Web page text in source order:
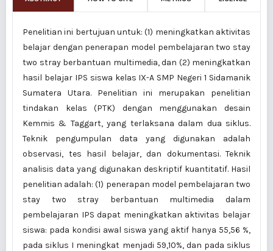
Penelitian ini bertujuan untuk: (1) meningkatkan aktivitas
belajar dengan penerapan model pembelajaran two stay
two stray berbantuan multimedia, dan (2) meningkatkan
hasil belajar IPS siswa kelas IX-A SMP Negeri 1 Sidamanik
Sumatera Utara. Penelitian ini merupakan penelitian
tindakan kelas (PTK) dengan menggunakan desain
Kemmis & Taggart, yang terlaksana dalam dua siklus.
Teknik pengumpulan data yang digunakan adalah
observasi, tes hasil belajar, dan dokumentasi. Teknik
analisis data yang digunakan deskriptif kuantitatif. Hasil
penelitian adalah: (1) penerapan model pembelajaran two
stay two stray berbantuan multimedia dalam
pembelajaran IPS dapat meningkatkan aktivitas belajar
siswa: pada kondisi awal siswa yang aktif hanya 55,56 %,
pada siklus I meningkat menjadi 59,10%, dan pada siklus